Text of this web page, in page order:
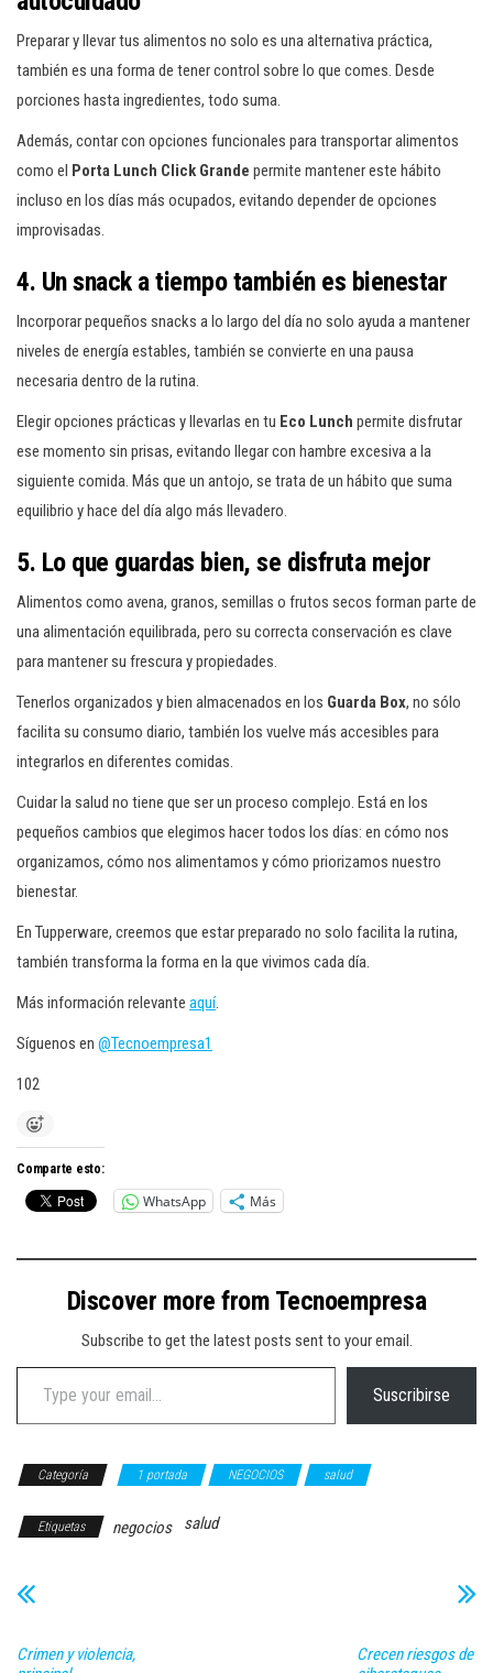
Preparar y llevar tus alimentos no solo es una alternativa práctica,
también es una forma de tener control sobre lo que comes. Desde
porciones hasta ingredientes, todo suma.
Además, contar con opciones funcionales para transportar alimentos
como el Porta Lunch Click Grande permite mantener este hábito
incluso en los días más ocupados, evitando depender de opciones
improvisadas.
4. Un snack a tiempo también es bienestar
Incorporar pequeños snacks a lo largo del día no solo ayuda a mantener
niveles de energía estables, también se convierte en una pausa
necesaria dentro de la rutina.
Elegir opciones prácticas y llevarlas en tu Eco Lunch permite disfrutar
ese momento sin prisas, evitando llegar con hambre excesiva a la
siguiente comida. Más que un antojo, se trata de un hábito que suma
equilibrio y hace del día algo más llevadero.
5. Lo que guardas bien, se disfruta mejor
Alimentos como avena, granos, semillas o frutos secos forman parte de
una alimentación equilibrada, pero su correcta conservación es clave
para mantener su frescura y propiedades.
Tenerlos organizados y bien almacenados en los Guarda Box, no sólo
facilita su consumo diario, también los vuelve más accesibles para
integrarlos en diferentes comidas. ​
Cuidar la salud no tiene que ser un proceso complejo. Está en los
pequeños cambios que elegimos hacer todos los días: en cómo nos
organizamos, cómo nos alimentamos y cómo priorizamos nuestro
bienestar.
En Tupperware, creemos que estar preparado no solo facilita la rutina,
también transforma la forma en la que vivimos cada día.
Más información relevante aquí.
Síguenos en @Tecnoempresa1
102
Comparte esto:
WhatsApp Más
Discover more from Tecnoempresa
Subscribe to get the latest posts sent to your email.
Type your email…
Suscribirse
Categoría 1 portada NEGOCIOS salud
Etiquetas negocios salud
Crimen y violencia,
Crecen riesgos de